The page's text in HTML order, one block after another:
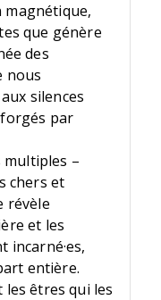
que génère
des
nous
silences
par
multiples –
chers et
révèle
et les
incarné·es,
entière.
les êtres qui les